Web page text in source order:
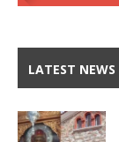
LATEST NEWS